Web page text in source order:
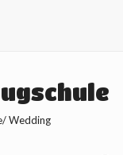
Wedding